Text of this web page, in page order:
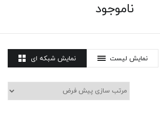
ناموجود
نمایش شبکه ای نمایش لیست